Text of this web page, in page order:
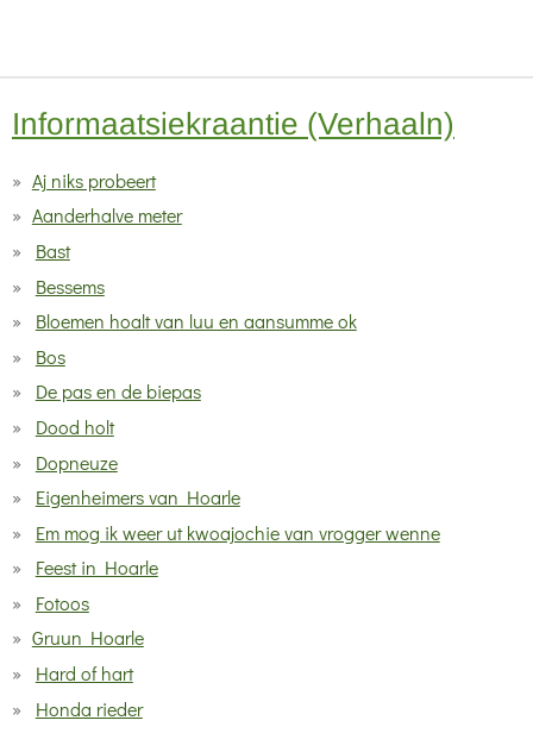
t
e
r
r
e
n
Informaatsiekraantie (Verhaaln)
Aj niks probeert
Aanderhalve meter
Bast
Bessems
Bloemen hoalt van luu en aansumme ok
Bos
De pas en de biepas
Dood holt
Dopneuze
Eigenheimers van Hoarle
Em mog ik weer ut kwoajochie van vrogger wenne
Feest in Hoarle
Fotoos
Gruun Hoarle
Hard of hart
Honda rieder